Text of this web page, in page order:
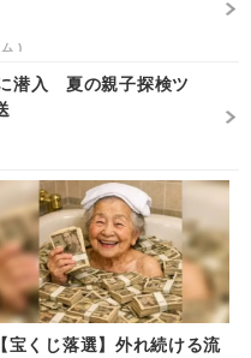
)
潜入 夏の親子探検ツ
【宝くじ落選】外れ続ける流